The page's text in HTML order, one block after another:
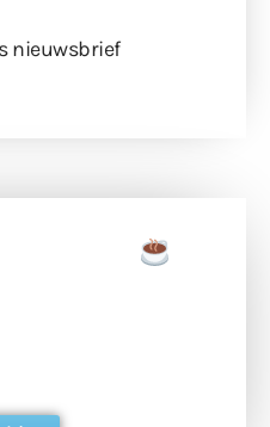
nieuwsbrief